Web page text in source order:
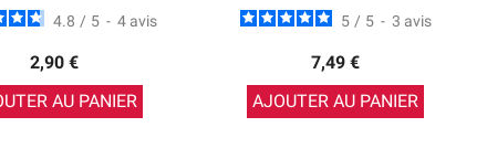
4.8 / 5 - 4 avis
2,90 €
AU PANIER
5 / 5 - 3 avis
7,49 €
AJOUTER AU PANIER